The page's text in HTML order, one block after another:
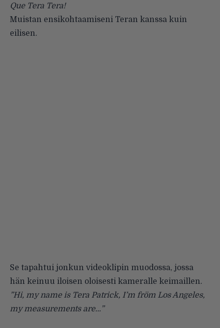
Que Tera Tera!
Muistan ensikohtaamiseni Teran kanssa kuin
eilisen.
Se tapahtui jonkun videoklipin muodossa, jossa
hän keinuu iloisen oloisesti kameralle keimaillen.
”Hi, my name is Tera Patrick, I’m fröm Los Angeles,
my measurements are…”